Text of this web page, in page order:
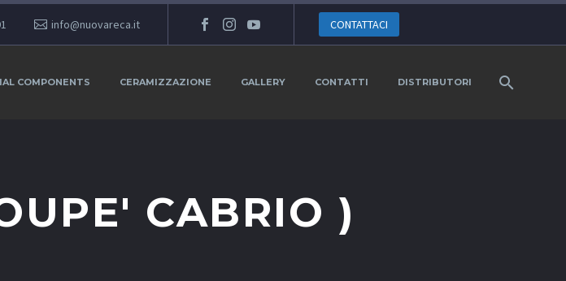
info@nuovareca.it CONTATTACI
COMPONENTS CERAMIZZAZIONE GALLERY CONTATTI DISTRIBUTORI
CABRIO )